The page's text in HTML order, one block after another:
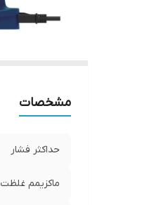
مشخصات
حداکثر فشار
ماکزیمم غلظت